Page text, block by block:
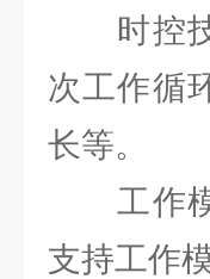
时控技
次工作循
长等。
工作模
支持工作